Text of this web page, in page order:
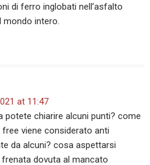
di ferro inglobati nell’asfalto
mondo intero.
at 11:47
potete chiarire alcuni punti? come
viene considerato anti
da alcuni? cosa aspettarsi
dovuta al mancato